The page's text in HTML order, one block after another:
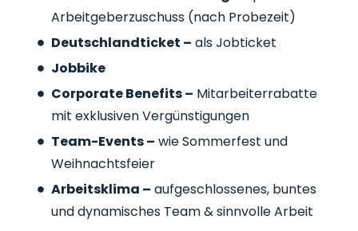
Arbeitgeberzuschuss (nach Probezeit)
Deutschlandticket – als Jobticket
Jobbike
Corporate Benefits – Mitarbeiterrabatte
mit exklusiven Vergünstigungen
Team-Events – wie Sommerfest und
Weihnachtsfeier
Arbeitsklima – aufgeschlossenes, buntes
und dynamisches Team & sinnvolle Arbeit